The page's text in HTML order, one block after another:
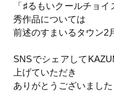
「♯るもいクールチョ
秀作品については
前述のすまいるタウン2
SNSでシェアして
上げていただき
ありがとうございました